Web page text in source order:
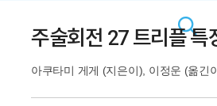
중고음반
주술회전 27 트리플 특
아쿠타미 게게 (지은이), 이정운 (옮긴